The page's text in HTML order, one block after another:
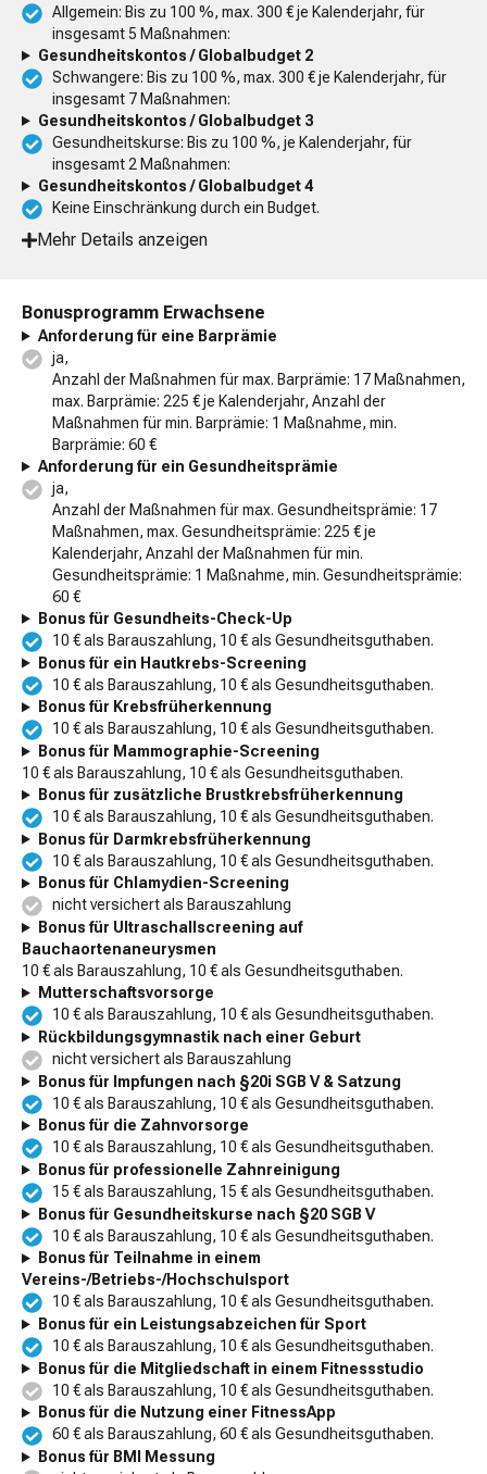
Allgemein: Bis zu 100 %, max. 300 € je Kalenderjahr, für
insgesamt 5 Maßnahmen:
Gesundheitskontos / Globalbudget 2
Schwangere: Bis zu 100 %, max. 300 € je Kalenderjahr, für
insgesamt 7 Maßnahmen:
Gesundheitskontos / Globalbudget 3
Gesundheitskurse: Bis zu 100 %, je Kalenderjahr, für
insgesamt 2 Maßnahmen:
Gesundheitskontos / Globalbudget 4
Keine Einschränkung durch ein Budget.
Mehr Details anzeigen
Bonusprogramm Erwachsene
Anforderung für eine Barprämie
ja,
Anzahl der Maßnahmen für max. Barprämie: 17 Maßnahmen,
max. Barprämie: 225 € je Kalenderjahr, Anzahl der
Maßnahmen für min. Barprämie: 1 Maßnahme, min.
Barprämie: 60 €
Anforderung für ein Gesundheitsprämie
ja,
Anzahl der Maßnahmen für max. Gesundheitsprämie: 17
Maßnahmen, max. Gesundheitsprämie: 225 € je
Kalenderjahr, Anzahl der Maßnahmen für min.
Gesundheitsprämie: 1 Maßnahme, min. Gesundheitsprämie:
60 €
Bonus für Gesundheits-Check-Up
10 € als Barauszahlung, 10 € als Gesundheitsguthaben.
Bonus für ein Hautkrebs-Screening
10 € als Barauszahlung, 10 € als Gesundheitsguthaben.
Bonus für Krebsfrüherkennung
10 € als Barauszahlung, 10 € als Gesundheitsguthaben.
Bonus für Mammographie-Screening
10 € als Barauszahlung, 10 € als Gesundheitsguthaben.
Bonus für zusätzliche Brustkrebsfrüherkennung
10 € als Barauszahlung, 10 € als Gesundheitsguthaben.
Bonus für Darmkrebsfrüherkennung
10 € als Barauszahlung, 10 € als Gesundheitsguthaben.
Bonus für Chlamydien-Screening
nicht versichert als Barauszahlung
Bonus für Ultraschallscreening auf
Bauchaortenaneurysmen
10 € als Barauszahlung, 10 € als Gesundheitsguthaben.
Mutterschaftsvorsorge
10 € als Barauszahlung, 10 € als Gesundheitsguthaben.
Rückbildungsgymnastik nach einer Geburt
nicht versichert als Barauszahlung
Bonus für Impfungen nach §20i SGB V & Satzung
10 € als Barauszahlung, 10 € als Gesundheitsguthaben.
Bonus für die Zahnvorsorge
10 € als Barauszahlung, 10 € als Gesundheitsguthaben.
Bonus für professionelle Zahnreinigung
15 € als Barauszahlung, 15 € als Gesundheitsguthaben.
Bonus für Gesundheitskurse nach §20 SGB V
10 € als Barauszahlung, 10 € als Gesundheitsguthaben.
Bonus für Teilnahme in einem
Vereins-/Betriebs-/Hochschulsport
10 € als Barauszahlung, 10 € als Gesundheitsguthaben.
Bonus für ein Leistungsabzeichen für Sport
10 € als Barauszahlung, 10 € als Gesundheitsguthaben.
Bonus für die Mitgliedschaft in einem Fitnessstudio
10 € als Barauszahlung, 10 € als Gesundheitsguthaben.
Bonus für die Nutzung einer FitnessApp
60 € als Barauszahlung, 60 € als Gesundheitsguthaben.
Bonus für BMI Messung